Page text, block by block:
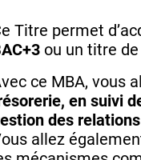
Titre permet
ou un titre
ce MBA, vous
en suivi
des
allez